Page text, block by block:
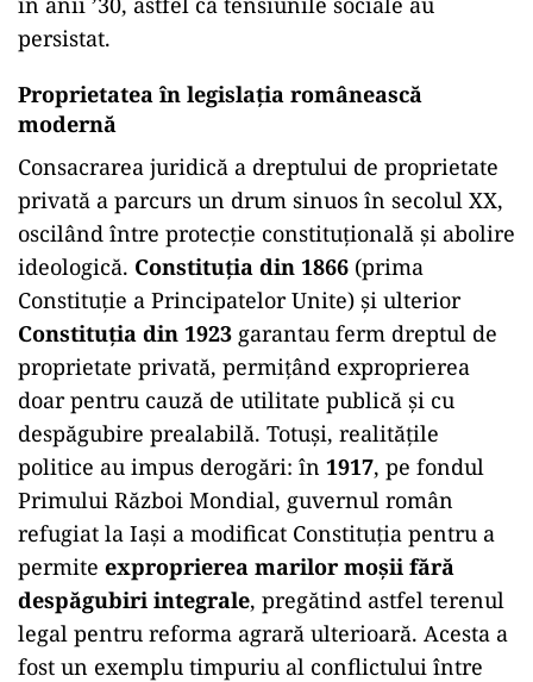
persistat.
Proprietatea în legislația românească
modernă
Consacrarea juridică a dreptului de proprietate
privată a parcurs un drum sinuos în secolul XX,
oscilând între protecție constituțională și abolire
ideologică. Constituția din 1866 (prima
Constituție a Principatelor Unite) și ulterior
Constituția din 1923 garantau ferm dreptul de
proprietate privată, permițând exproprierea
doar pentru cauză de utilitate publică și cu
despăgubire prealabilă. Totuși, realitățile
politice au impus derogări: în 1917, pe fondul
Primului Război Mondial, guvernul român
refugiat la Iași a modificat Constituția pentru a
permite exproprierea marilor moșii fără
despăgubiri integrale, pregătind astfel terenul
legal pentru reforma agrară ulterioară. Acesta a
fost un exemplu timpuriu al conflictului între